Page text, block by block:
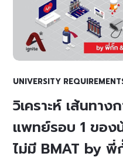
UNIVERSITY
วิเคราะห์ เส้นทาง
แพทย์รอบ 1 ของ
ไม่มี BMAT by